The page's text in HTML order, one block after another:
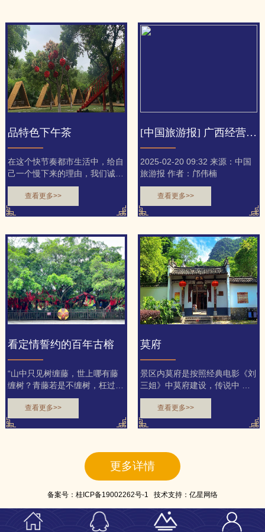
品特色下午茶
在这个快节奏都市生活中，给自
己一个慢下来的理由，我们诚邀
您体验一场视觉与味觉的双...
查看更多>>
[中国旅游报] 广西经营跨境自驾游旅行社启用银行担保函
2025-02-20 09:32 来源：中国
旅游报 作者：邝伟楠
查看更多>>
看定情誓约的百年古榕
“山中只见树缠藤，世上哪有藤
缠树？青藤若是不缠树，枉过一
春又一春！”歌中以藤和...
查看更多>>
莫府
景区内莫府是按照经典电影《刘
三姐》中莫府建设，传说中 真
实场景再现。
查看更多>>
更多详情
备案号： 桂ICP备19002262号-1 技术支持： 亿星网络